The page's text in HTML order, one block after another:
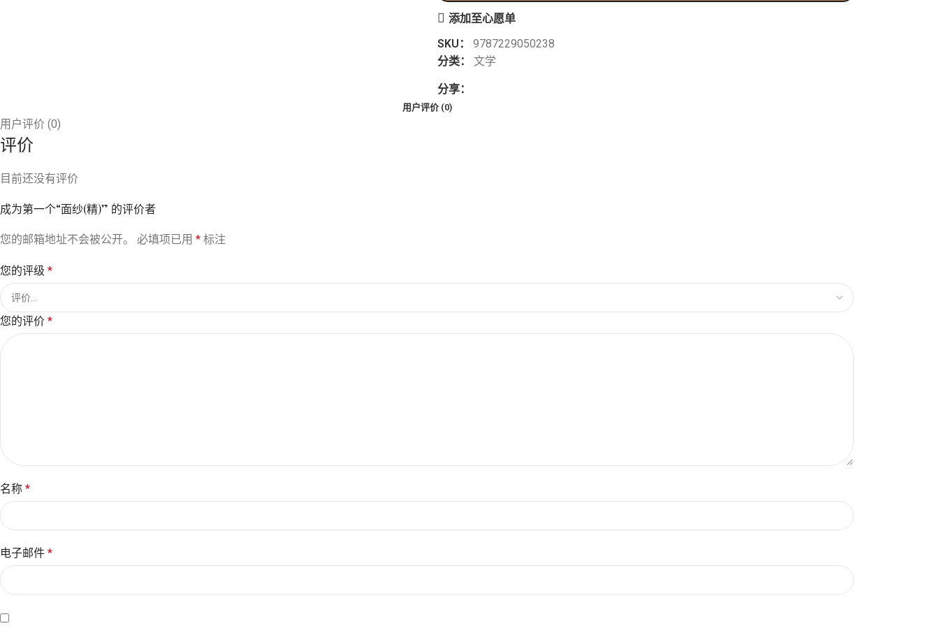
添加至心愿单
SKU： 9787229050238
分类：
文学
分享：
用户评价 (0)
用户评价 (0)
评价
目前还没有评价
成为第一个“面纱(精)” 的评价者
您的邮箱地址不会被公开。 必填项已用 * 标注
您的评级 *
您的评价 *
名称 *
电子邮件 *